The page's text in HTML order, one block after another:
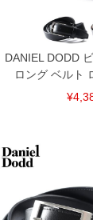
※当店での掲載商品
舗からのお取り寄
す。そのようなこ
連絡させて頂きます
ITEM
DANIEL DODD
ロング ベルト